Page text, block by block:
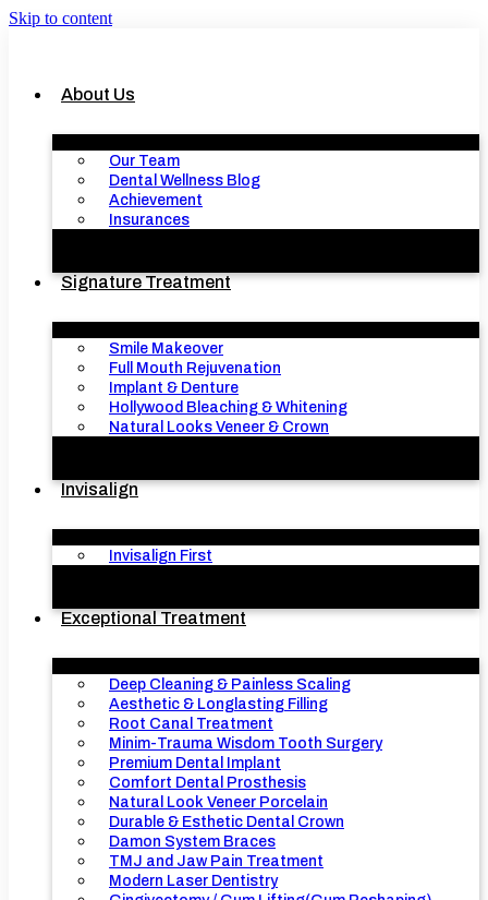
Skip to content
About Us
Our Team
Dental Wellness Blog
Achievement
Insurances
Signature Treatment
Smile Makeover
Full Mouth Rejuvenation
Implant & Denture
Hollywood Bleaching & Whitening
Natural Looks Veneer & Crown
Invisalign
Invisalign First
Exceptional Treatment
Deep Cleaning & Painless Scaling
Aesthetic & Longlasting Filling
Root Canal Treatment
Minim-Trauma Wisdom Tooth Surgery
Premium Dental Implant
Comfort Dental Prosthesis
Natural Look Veneer Porcelain
Durable & Esthetic Dental Crown
Damon System Braces
TMJ and Jaw Pain Treatment
Modern Laser Dentistry